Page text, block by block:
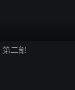
第二部